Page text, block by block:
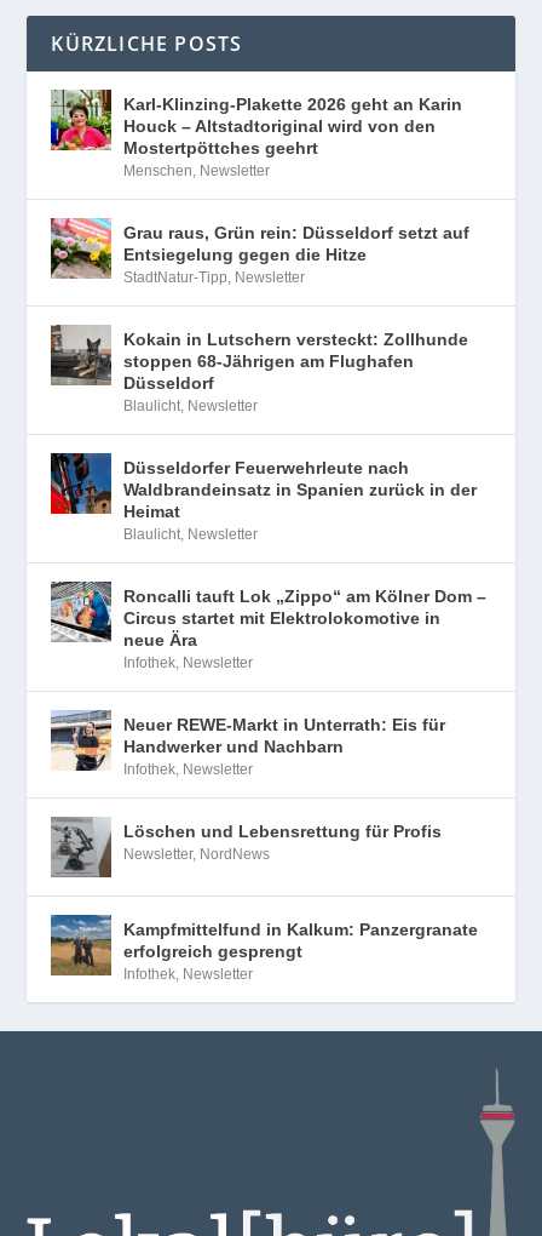
KÜRZLICHE POSTS
Karl-Klinzing-Plakette 2026 geht an Karin
Houck – Altstadtoriginal wird von den
Mostertpöttches geehrt
Menschen, Newsletter
Grau raus, Grün rein: Düsseldorf setzt auf
Entsiegelung gegen die Hitze
StadtNatur-Tipp, Newsletter
Kokain in Lutschern versteckt: Zollhunde
stoppen 68-Jährigen am Flughafen
Düsseldorf
Blaulicht, Newsletter
Düsseldorfer Feuerwehrleute nach
Waldbrandeinsatz in Spanien zurück in der
Heimat
Blaulicht, Newsletter
Roncalli tauft Lok „Zippo“ am Kölner Dom –
Circus startet mit Elektrolokomotive in
neue Ära
Infothek, Newsletter
Neuer REWE-Markt in Unterrath: Eis für
Handwerker und Nachbarn
Infothek, Newsletter
Löschen und Lebensrettung für Profis
Newsletter, NordNews
Kampfmittelfund in Kalkum: Panzergranate
erfolgreich gesprengt
Infothek, Newsletter